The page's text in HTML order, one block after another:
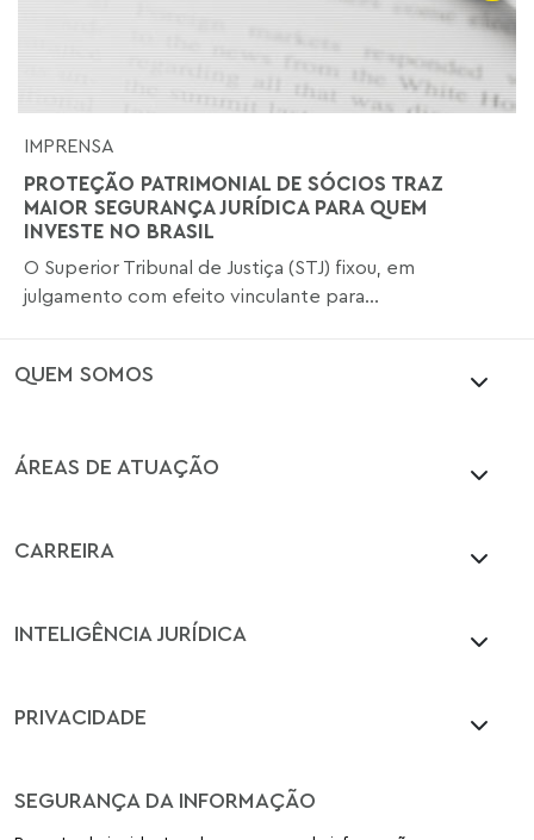
IMPRENSA
PROTEÇÃO PATRIMONIAL DE SÓCIOS TRAZ
MAIOR SEGURANÇA JURÍDICA PARA QUEM
INVESTE NO BRASIL
O Superior Tribunal de Justiça (STJ) fixou, em
julgamento com efeito vinculante para...
QUEM SOMOS
ÁREAS DE ATUAÇÃO
CARREIRA
INTELIGÊNCIA JURÍDICA
PRIVACIDADE
SEGURANÇA DA INFORMAÇÃO